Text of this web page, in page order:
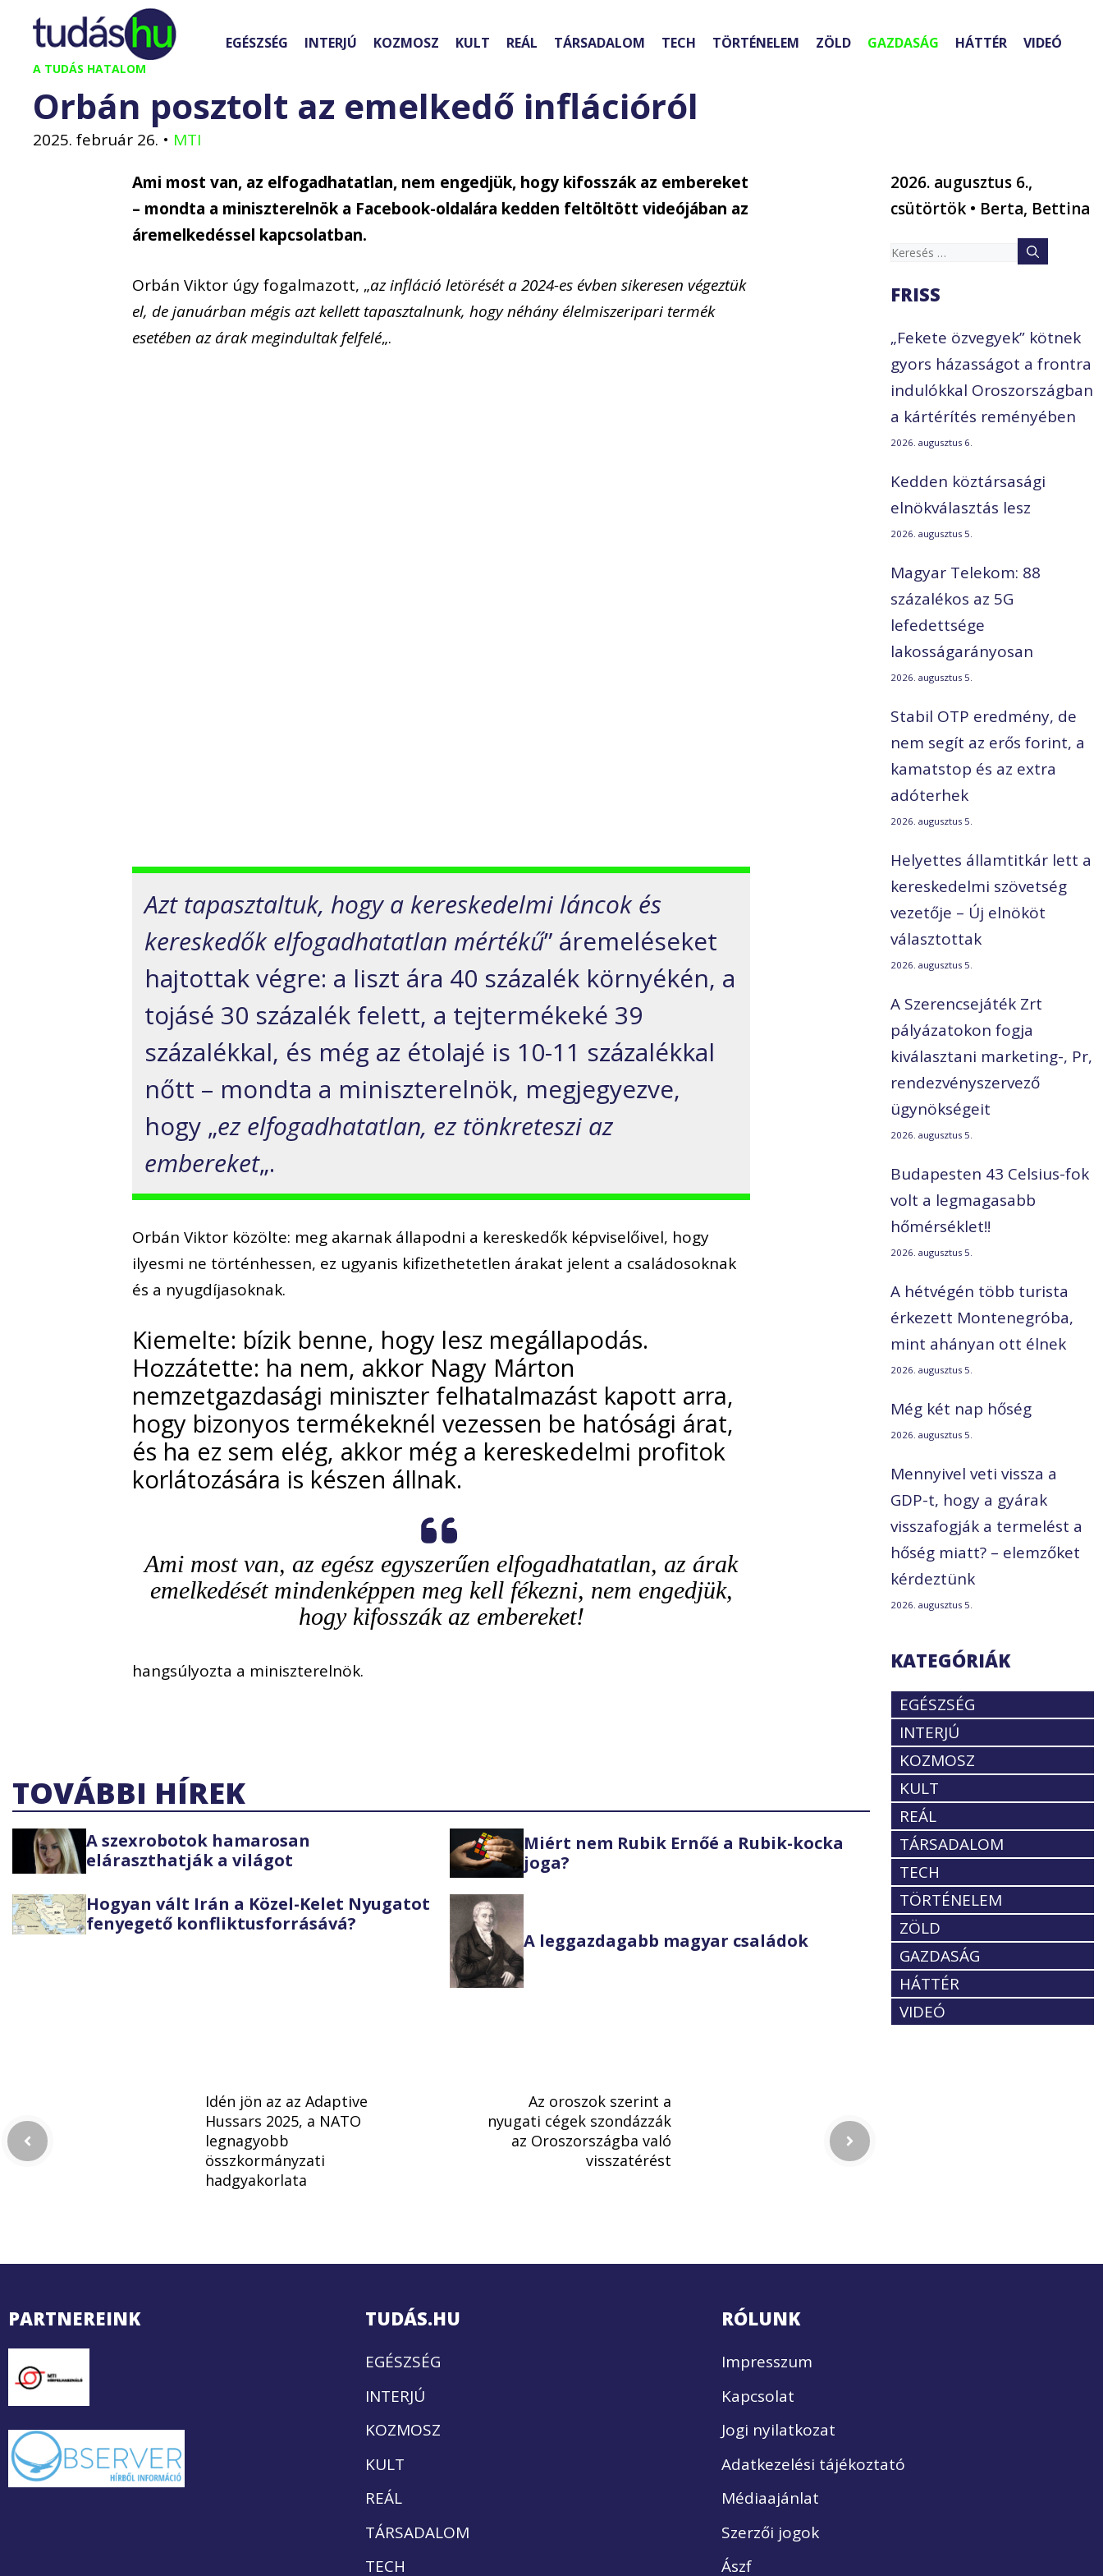
Kilépés
tartalomba
A TUDÁS HATALOM
EGÉSZSÉG INTERJÚ KOZMOSZ KULT REÁL TÁRSADALOM TECH TÖRTÉNELEM ZÖLD GAZDASÁG HÁTTÉR VIDEÓ
Orbán posztolt az emelkedő inflációról
2025. február 26. • MTI
Ami most van, az elfogadhatatlan, nem engedjük, hogy kifosszák az embereket
– mondta a miniszterelnök a Facebook-oldalára kedden feltöltött videójában az
áremelkedéssel kapcsolatban.
Orbán Viktor úgy fogalmazott, „az infláció letörését a 2024-es évben sikeresen végeztük
el, de januárban mégis azt kellett tapasztalnunk, hogy néhány élelmiszeripari termék
esetében az árak megindultak felfelé„.
Azt tapasztaltuk, hogy a kereskedelmi láncok és
kereskedők elfogadhatatlan mértékű” áremeléseket
hajtottak végre: a liszt ára 40 százalék környékén, a
tojásé 30 százalék felett, a tejtermékeké 39
százalékkal, és még az étolajé is 10-11 százalékkal
nőtt – mondta a miniszterelnök, megjegyezve,
hogy „ez elfogadhatatlan, ez tönkreteszi az
embereket„.
Orbán Viktor közölte: meg akarnak állapodni a kereskedők képviselőivel, hogy
ilyesmi ne történhessen, ez ugyanis kifizethetetlen árakat jelent a családosoknak
és a nyugdíjasoknak.
Kiemelte: bízik benne, hogy lesz megállapodás.
Hozzátette: ha nem, akkor Nagy Márton
nemzetgazdasági miniszter felhatalmazást kapott arra,
hogy bizonyos termékeknél vezessen be hatósági árat,
és ha ez sem elég, akkor még a kereskedelmi profitok
korlátozására is készen állnak.
Ami most van, az egész egyszerűen elfogadhatatlan, az árak
emelkedését mindenképpen meg kell fékezni, nem engedjük,
hogy kifosszák az embereket!
hangsúlyozta a miniszterelnök.
TOVÁBBI HÍREK
A szexrobotok hamarosan
eláraszthatják a világot
Miért nem Rubik Ernőé a Rubik-kocka
joga?
Hogyan vált Irán a Közel-Kelet Nyugatot
fenyegető konfliktusforrásává?
A leggazdagabb magyar családok
2026. augusztus 6.,
csütörtök • Berta, Bettina
Keresés:
FRISS
„Fekete özvegyek” kötnek
gyors házasságot a frontra
indulókkal Oroszországban
a kártérítés reményében
2026. augusztus 6.
Kedden köztársasági
elnökválasztás lesz
2026. augusztus 5.
Magyar Telekom: 88
százalékos az 5G
lefedettsége
lakosságarányosan
2026. augusztus 5.
Stabil OTP eredmény, de
nem segít az erős forint, a
kamatstop és az extra
adóterhek
2026. augusztus 5.
Helyettes államtitkár lett a
kereskedelmi szövetség
vezetője – Új elnököt
választottak
2026. augusztus 5.
A Szerencsejáték Zrt
pályázatokon fogja
kiválasztani marketing-, Pr,
rendezvényszervező
ügynökségeit
2026. augusztus 5.
Budapesten 43 Celsius-fok
volt a legmagasabb
hőmérséklet!!
2026. augusztus 5.
A hétvégén több turista
érkezett Montenegróba,
mint ahányan ott élnek
2026. augusztus 5.
Még két nap hőség
2026. augusztus 5.
Mennyivel veti vissza a
GDP-t, hogy a gyárak
visszafogják a termelést a
hőség miatt? – elemzőket
kérdeztünk
2026. augusztus 5.
KATEGÓRIÁK
EGÉSZSÉG
INTERJÚ
KOZMOSZ
KULT
REÁL
TÁRSADALOM
TECH
TÖRTÉNELEM
ZÖLD
GAZDASÁG
HÁTTÉR
VIDEÓ
Idén jön az az Adaptive
Hussars 2025, a NATO
legnagyobb
összkormányzati
hadgyakorlata
Az oroszok szerint a
nyugati cégek szondázzák
az Oroszországba való
visszatérést
PARTNEREINK TUDÁS.HU
EGÉSZSÉG
INTERJÚ
KOZMOSZ
KULT
REÁL
TÁRSADALOM
TECH
RÓLUNK
Impresszum
Kapcsolat
Jogi nyilatkozat
Adatkezelési tájékoztató
Médiaajánlat
Szerzői jogok
Ászf